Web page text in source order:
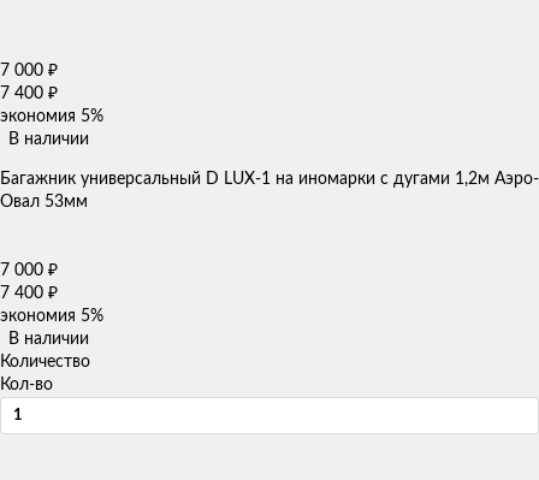
7 000 ₽
7 400 ₽
экономия 5%
В наличии
Багажник универсальный D LUX-1 на иномарки с дугами 1,2м Аэро-
Овал 53мм
7 000 ₽
7 400 ₽
экономия 5%
В наличии
Количество
Кол-во